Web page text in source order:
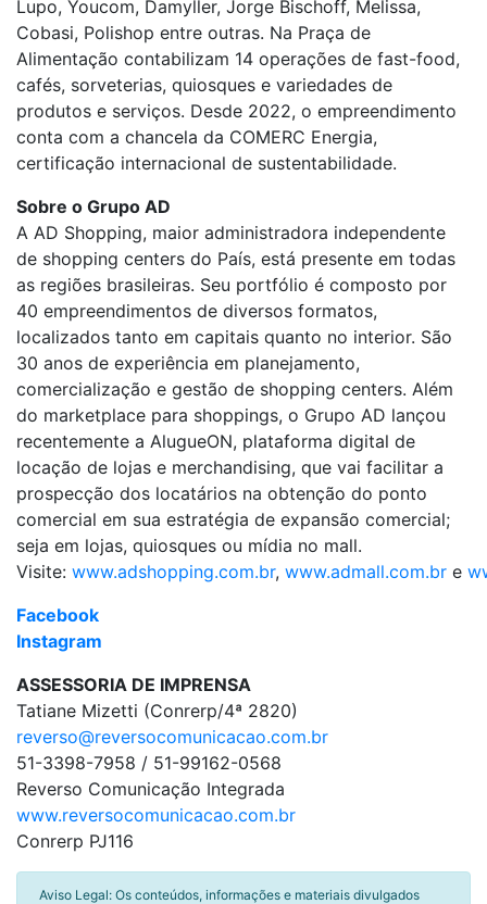
Lupo, Youcom, Damyller, Jorge Bischoff, Melissa,
Cobasi, Polishop entre outras. Na Praça de
Alimentação contabilizam 14 operações de fast-food,
cafés, sorveterias, quiosques e variedades de
produtos e serviços. Desde 2022, o empreendimento
conta com a chancela da COMERC Energia,
certificação internacional de sustentabilidade.
Sobre o Grupo AD
A AD Shopping, maior administradora independente
de shopping centers do País, está presente em todas
as regiões brasileiras. Seu portfólio é composto por
40 empreendimentos de diversos formatos,
localizados tanto em capitais quanto no interior. São
30 anos de experiência em planejamento,
comercialização e gestão de shopping centers. Além
do marketplace para shoppings, o Grupo AD lançou
recentemente a AlugueON, plataforma digital de
locação de lojas e merchandising, que vai facilitar a
prospecção dos locatários na obtenção do ponto
comercial em sua estratégia de expansão comercial;
seja em lojas, quiosques ou mídia no mall.
Visite: www.adshopping.com.br, www.admall.com.br e
Facebook
Instagram
ASSESSORIA DE IMPRENSA
Tatiane Mizetti (Conrerp/4ª 2820)
reverso@reversocomunicacao.com.br
51-3398-7958 / 51-99162-0568
Reverso Comunicação Integrada
www.reversocomunicacao.com.br
Conrerp PJ116
Aviso Legal: Os conteúdos, informações e materiais divulgados